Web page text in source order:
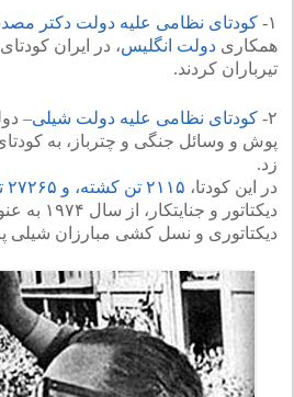
۱-
کودتای نظامی علیه دولت دکتر
همکاری دولت انگلیس، در ایران
تیرباران کردند.
۲- کودتای نظامی علیه دولت شیلی
پوش و وسائل جنگی و چترباز، به
زد.
در این کودتا، ۲۱۱۵ تن کشته، و ۲۷۲۶۵ تن دستگیر و شکنجه شدند
دیکتاتوری و نسل کشی مبارزان شیلی